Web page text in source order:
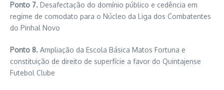
Ponto 7. Desafectação do domínio público e cedência em
regime de comodato para o Núcleo da Liga dos Combatentes
do Pinhal Novo
Ponto 8. Ampliação da Escola Básica Matos Fortuna e
constituição de direito de superfície a favor do Quintajense
Futebol Clube